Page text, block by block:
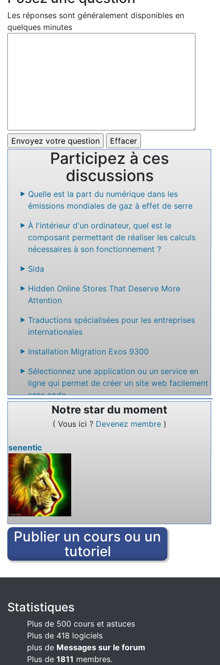
Les réponses sont généralement disponibles en
quelques minutes
Participez à ces
discussions
Quelle est la part du numérique dans les
émissions mondiales de gaz à effet de serre
À l'intérieur d'un ordinateur, quel est le
composant permettant de réaliser les calculs
nécessaires à son fonctionnement ?
Sida
Hidden Online Stores That Deserve More
Attention
Traductions spécialisées pour les entreprises
internationales
Installation Migration Exos 9300
Sélectionnez une application ou un service en
ligne qui permet de créer un site web facilement
sans code
Nommez un service en ligne qui permet de
rédiger des textes à plusieurs.
Notre star du moment
( Vous ici ? Devenez membre )
senentic
Publier un cours ou un
tutoriel
Statistiques
Plus de 500 cours et astuces
Plus de 418 logiciels
plus de Messages sur le forum
Plus de 1811 membres.